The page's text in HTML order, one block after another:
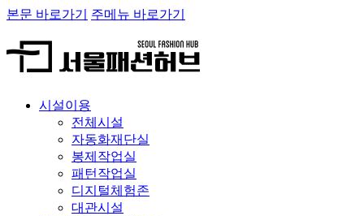
본문 바로가기 주메뉴 바로가기
시설이용
전체시설
자동화재단실
봉제작업실
패턴작업실
디지털체험존
대관시설